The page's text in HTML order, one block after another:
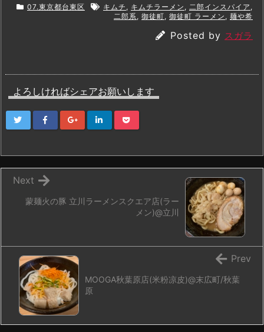
07.東京都台東区 キムチ , キムチラーメン , 二郎インスパイア ,
二郎系, 御徒町, 御徒町 ラーメン , 麺や希
Posted by スガラ
よろしければシェアお願いします
蒙麺火の豚 立川ラーメンスクエア店(ラー
メン)@立川
Next
MOOGA秋葉原店(米粉凉皮)@末広町/秋葉
原
Prev